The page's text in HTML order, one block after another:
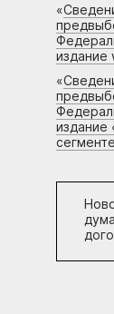
«
издание
«
издание